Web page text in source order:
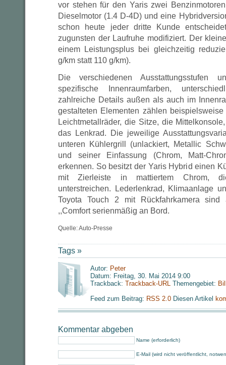
vor stehen für den Yaris zwei
Dieselmotor (1.4 D-4D) und eine
schon heute jeder dritte Kunde
zugunsten der Laufruhe modifiziert. Der
einem Leistungsplus bei gleichzeitig
g/km statt 110 g/km).
Die verschiedenen Ausstattungsstufen
spezifische Innenraumfarben,
zahlreiche Details außen als auch im
gestalteten Elementen zählen
Leichtmetallräder, die Sitze, die
das Lenkrad. Die jeweilige
unteren Kühlergrill (unlackiert, Metallic
und seiner Einfassung (Chrom, Matt-
erkennen. So besitzt der Yaris Hybrid einen
mit Zierleiste in mattiertem Chrom,
unterstreichen. Lederlenkrad, Klimaanlage
Toyota Touch 2 mit Rückfahrkamera sind
,,Comfort serienmäßig an Bord.
Quelle: Auto-Presse
Tags »
Autor: Peter
Datum: Freitag, 30. Mai 2014 9:00
Trackback: Trackback-URL Themengebiet:
Feed zum Beitrag: RSS 2.0 Diesen Artikel
Kommentar abgeben
Name (erforderlich)
E-Mail (wird nicht veröffentlicht,